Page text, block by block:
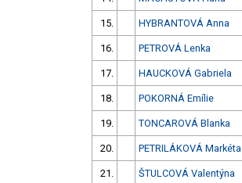
15. HYBRANTOVÁ Anna
16. PETROVÁ Lenka
17. HAUCKOVÁ Gabriela
18. POKORNÁ Emílie
19. TONCAROVÁ Blanka
20. PETRILÁKOVÁ Markéta
21. ŠTULCOVÁ Valentýna